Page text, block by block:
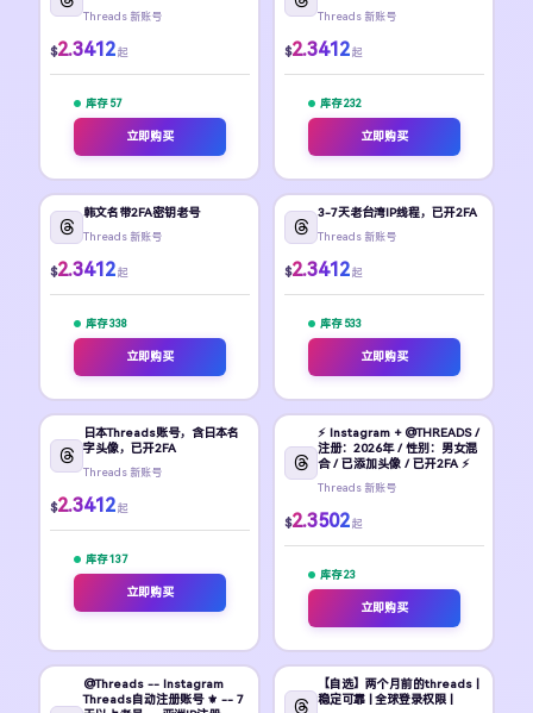
Threads 新账号
$2.3412 起
库存 57
立即购买
Threads 新账号
$2.3412 起
库存 232
立即购买
韩文名带2FA密钥老号
Threads 新账号
$2.3412 起
库存 338
立即购买
3-7天老台湾IP线程，已开2FA
Threads 新账号
$2.3412 起
库存 533
立即购买
日本Threads账号，含日本名
字头像，已开2FA
Threads 新账号
$2.3412 起
库存 137
立即购买
⚡ Instagram + @THREADS /
注册：2026年 / 性别：男女混
合 / 已添加头像 / 已开2FA ⚡
Threads 新账号
$2.3502 起
库存 23
立即购买
@Threads -- Instagram
Threads自动注册账号 ⚜️ -- 7
【自选】两个月前的threads |
稳定可靠 | 全球登录权限 |